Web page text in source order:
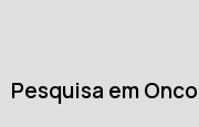
Pesquisa em